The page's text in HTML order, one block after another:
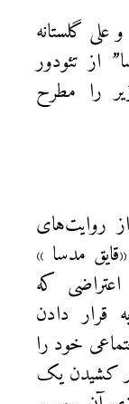
علی گلستانه
از تئودور
را مطرح
روایت‌های
مدسا »
که
قرار دادن
خود را
کشیدن یک